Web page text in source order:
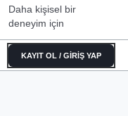
Daha kişisel bir
deneyim için
KAYIT OL / GİRİŞ YAP